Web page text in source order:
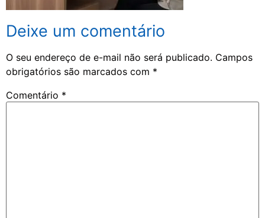
Deixe um comentário
O seu endereço de e-mail não será publicado. Campos
obrigatórios são marcados com *
Comentário *